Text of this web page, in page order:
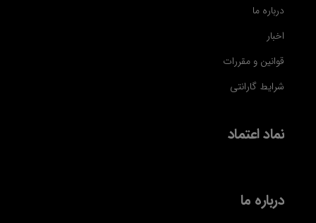
درباره ما
اخبار
قوانین و مقررات
شرایط گارانتی
نماد اعتماد
درباره ما